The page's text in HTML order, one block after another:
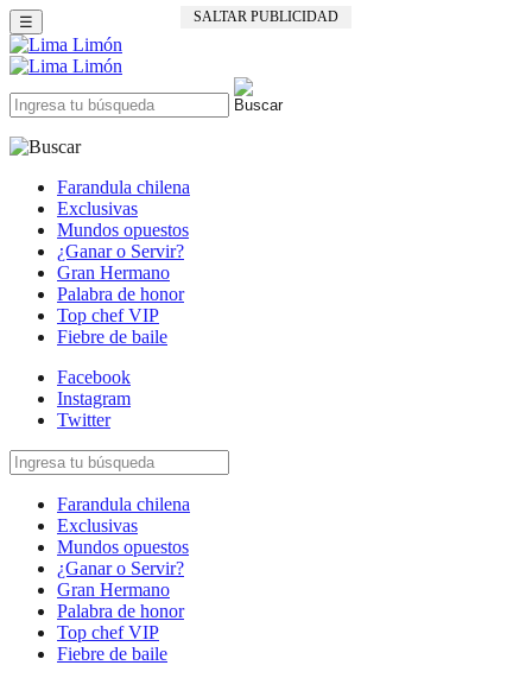
SALTAR PUBLICIDAD
☰
Farandula chilena
Exclusivas
Mundos opuestos
¿Ganar o Servir?
Gran Hermano
Palabra de honor
Top chef VIP
Fiebre de baile
Facebook
Instagram
Twitter
Farandula chilena
Exclusivas
Mundos opuestos
¿Ganar o Servir?
Gran Hermano
Palabra de honor
Top chef VIP
Fiebre de baile